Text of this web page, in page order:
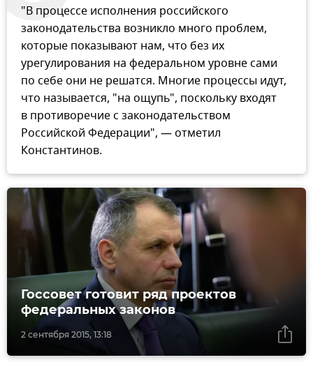
"В процессе исполнения российского
законодательства возникло много проблем,
которые показывают нам, что без их
урегулирования на федеральном уровне сами
по себе они не решатся. Многие процессы идут,
что называется, "на ощупь", поскольку входят
в противоречие с законодательством
Российской Федерации", — отметил
Константинов.
2 сентября 2015, 13:18
Госсовет готовит ряд проектов
федеральных законов